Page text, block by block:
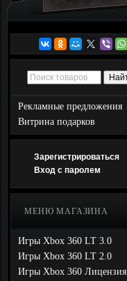
Рекламные предложения
Витрина подарков
Зарегистрироваться
Вход с паролем
МЕНЮ МАГАЗИНА
Игры Xbox 360 LT 3.0
Игры Xbox 360 LT 2.0
Игры Xbox 360 Лицензия